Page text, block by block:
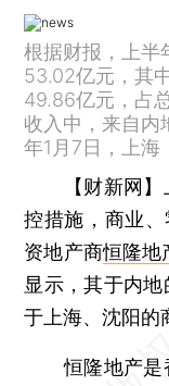
根据财报，上半
53.02亿元，其
49.86亿元，占
收入中，来自内
年1月7日，上
【财新网】
控措施，商业
资地产商恒隆地
显示，其于内
于上海、沈阳的
恒隆地产是